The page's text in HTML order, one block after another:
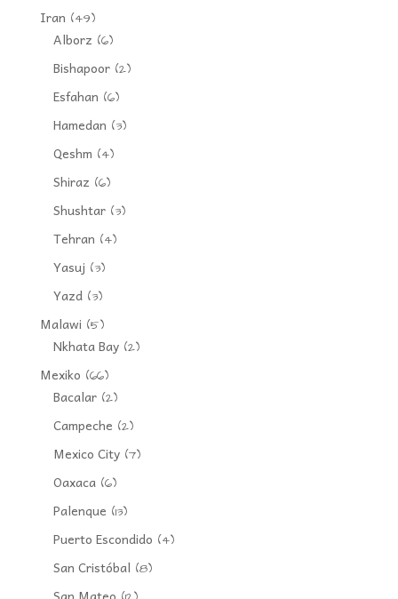
Iran (49)
Alborz (6)
Bishapoor(2)
Esfahan (6)
Hamedan (3)
Qeshm (4)
Shiraz (6)
Shushtar(3)
Tehran (4)
Yasuj (3)
Yazd(3)
Malawi (5)
Nkhata Bay(2)
Mexiko (66)
Bacalar(2)
Campeche (2)
Mexico City(7)
Oaxaca(6)
Palenque (13)
Puerto Escondido (4)
San Cristóbal (8)
San Mateo